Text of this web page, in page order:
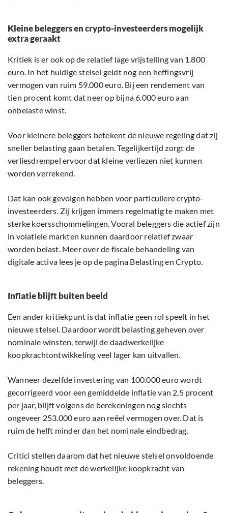
Kleine beleggers en crypto-investeerders mogelijk
extra geraakt
Kritiek is er ook op de relatief lage vrijstelling van 1.800
euro. In het huidige stelsel geldt nog een heffingsvrij
vermogen van ruim 59.000 euro. Bij een rendement van
tien procent komt dat neer op bijna 6.000 euro aan
onbelaste winst.
Voor kleinere beleggers betekent de nieuwe regeling dat zij
sneller belasting gaan betalen. Tegelijkertijd zorgt de
verliesdrempel ervoor dat kleine verliezen niet kunnen
worden verrekend.
Dat kan ook gevolgen hebben voor particuliere crypto-
investeerders. Zij krijgen immers regelmatig te maken met
sterke koersschommelingen. Vooral beleggers die actief zijn
in volatiele markten kunnen daardoor relatief zwaar
worden belast. Meer over de fiscale behandeling van
digitale activa lees je op de pagina Belasting en Crypto.
Inflatie blijft buiten beeld
Een ander kritiekpunt is dat inflatie geen rol speelt in het
nieuwe stelsel. Daardoor wordt belasting geheven over
nominale winsten, terwijl de daadwerkelijke
koopkrachtontwikkeling veel lager kan uitvallen.
Wanneer dezelfde investering van 100.000 euro wordt
gecorrigeerd voor een gemiddelde inflatie van 2,5 procent
per jaar, blijft volgens de berekeningen nog slechts
ongeveer 253.000 euro aan reëel vermogen over. Dat is
ruim de helft minder dan het nominale eindbedrag.
Critici stellen daarom dat het nieuwe stelsel onvoldoende
rekening houdt met de werkelijke koopkracht van
beleggers.